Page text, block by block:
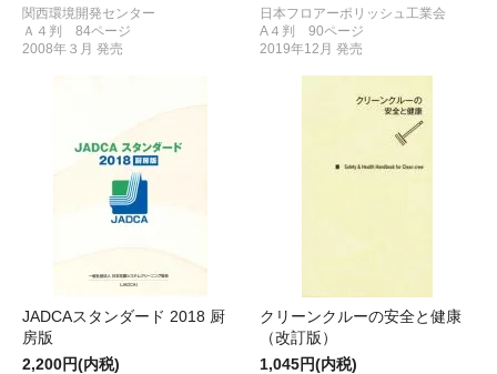
関西環境開発センター
Ａ４判 84ページ
2008年３月 発売
日本フロアーポリッシュ工業会
A４判 90ページ
2019年12月 発売
JADCAスタンダード 2018 厨
房版
2,200円(内税)
クリーンクルーの安全と健康
（改訂版）
1,045円(内税)